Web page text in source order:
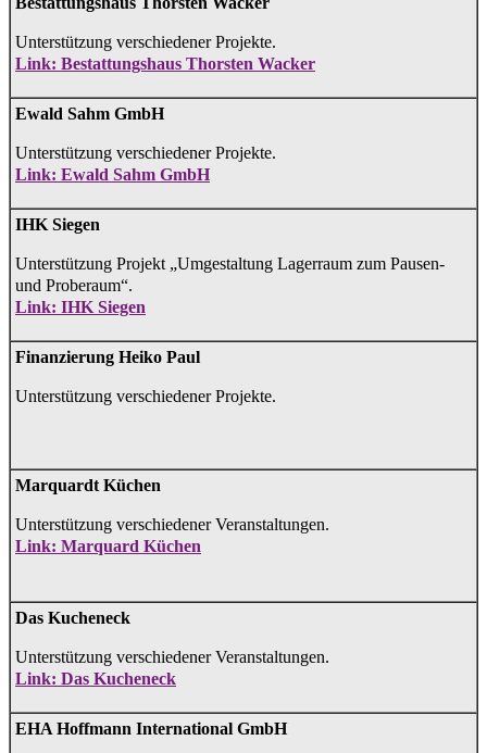
Unterstützung verschiedener Projekte.
Link: Bestattungshaus Thorsten Wacker
Ewald Sahm GmbH
Unterstützung verschiedener Projekte.
Link: Ewald Sahm GmbH
IHK Siegen
Unterstützung Projekt „Umgestaltung Lagerraum zum Pausen-
und Proberaum“.
Link: IHK Siegen
Finanzierung Heiko Paul
Unterstützung verschiedener Projekte.
Marquardt Küchen
Unterstützung verschiedener Veranstaltungen.
Link: Marquard Küchen
Das Kucheneck
Unterstützung verschiedener Veranstaltungen.
Link: Das Kucheneck
EHA Hoffmann International GmbH